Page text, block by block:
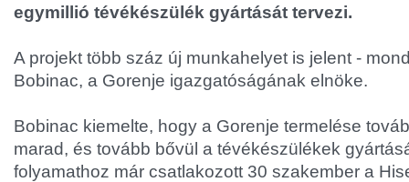
egymillió tévékészülék gyártását tervezi.
A projekt több száz új munkahelyet is jelent -
Bobinac, a Gorenje igazgatóságának elnöke.
Bobinac kiemelte, hogy a Gorenje termelése
marad, és tovább bővül a tévékészülékek
folyamathoz már csatlakozott 30 szakember a